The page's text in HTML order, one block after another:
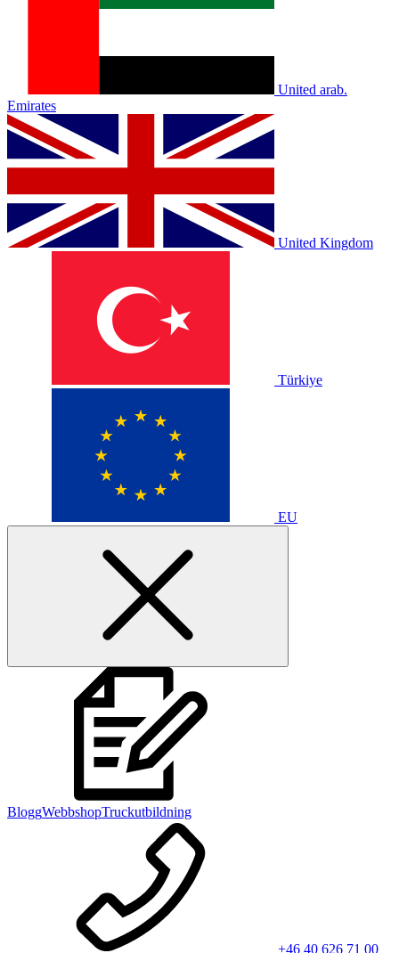
United arab.
Emirates
United Kingdom
Türkiye
EU
BloggWebbshopTruckutbildning
+46 40 626 71 00